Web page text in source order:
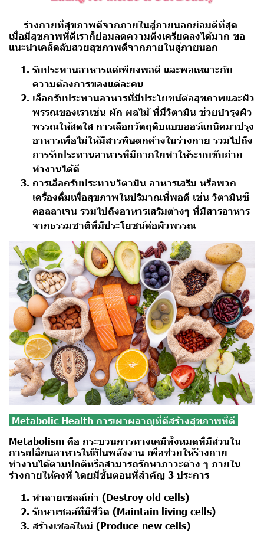
ร่างกายที่สุขภาพดีจากภายในสู่ภายนอกย่อมดีที่สุด
เมื่อมีสุขภาพที่ดีเราก็ย่อมลดความตึงเครียดลงได้มาก ขอ
แนะนำเคล็ดลับสวยสุขภาพดีจากภายในสู่ภายนอก
รับประทานอาหารแต่เพียงพอดี และพอเหมาะกับ
ความต้องการของแต่ละคน
เลือกรับประทานอาหารที่มีประโยชน์ต่อสุขภาพและผิว
พรรณของเราเช่น ผัก ผลไม้ ที่มีวิตามิน ช่วยบำรุงผิว
พรรณให้สดใส การเลือกวัตถุดิบแบบออร์แกนิคมาปรุง
อาหารเพื่อไม่ให้มีสารพิษตกค้างในร่างกาย รวมไปถึง
การรับประทานอาหารที่มีกากใยทำให้ระบบขับถ่าย
ทำงานได้ดี
การเลือกรับประทานวิตามิน อาหารเสริม หรือพวก
เครื่องดื่มเพื่อสุขภาพในปริมาณที่พอดี เช่น วิตามินซี
คอลลาเจน รวมไปถึงอาหารเสริมต่างๆ ที่มีสารอาหาร
จากธรรมชาติที่มีประโยชน์ต่อผิวพรรณ
Metabolic Health การเผาผลาญที่ดีสร้างสุขภาพที่ดี
Metabolism คือ กระบวนการทางเคมีทั้งหมดที่มีส่วนใน
การเปลี่ยนอาหารให้เป็นพลังงาน เพื่อช่วยให้ร่างกาย
ทำงานได้ตามปกติหรือสามารถรักษาภาวะต่าง ๆ ภายใน
ร่างกายให้คงที่ โดยมีขั้นตอนที่สำคัญ 3 ประการ
ทำลายเซลล์เก่า (Destroy old cells)
รักษาเซลล์ที่มีชีวิต (Maintain living cells)
สร้างเซลล์ใหม่ (Produce new cells)